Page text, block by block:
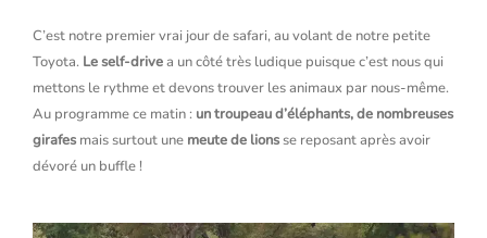
C’est notre premier vrai jour de safari, au volant de notre petite
Toyota. Le self-drivea un côté très ludique puisque c’est nous qui
mettons le rythme et devons trouver les animaux par nous-même.
Au programme ce matin : un troupeau d’éléphants, de nombreuses
girafes mais surtout une meute de lionsse reposant après avoir
dévoré un buffle !